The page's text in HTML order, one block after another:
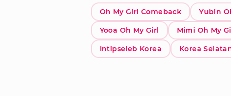
Oh My Girl Comeback Yubin
Yooa Oh My Girl Mimi Oh My
Intipseleb Korea Korea